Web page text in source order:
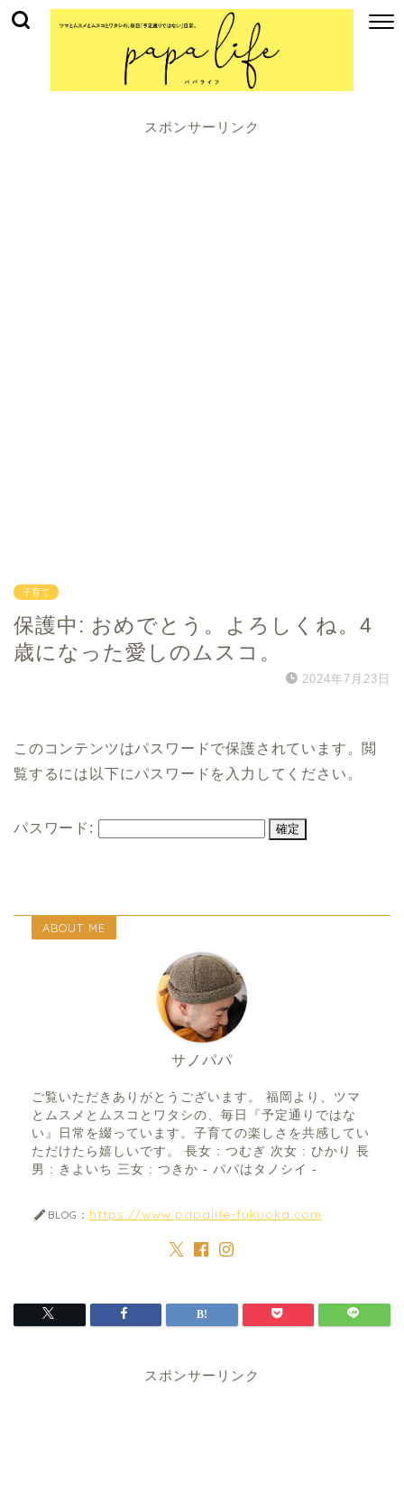
スポンサーリンク
子育て
保護中: おめでとう。よろしくね。4
歳になった愛しのムスコ。
2024年7月23日
このコンテンツはパスワードで保護されています。閲
覧するには以下にパスワードを入力してください。
パスワード:
ABOUT ME
サノパパ
ご覧いただきありがとうございます。 福岡より、ツマ
とムスメとムスコとワタシの、毎日『予定通りではな
い』日常を綴っています。子育ての楽しさを共感してい
ただけたら嬉しいです。 長女 : つむぎ 次女 : ひかり 長
男 : きよいち 三女 : つきか - パパはタノシイ -
BLOG： https://www.papalife-fukuoka.com
スポンサーリンク